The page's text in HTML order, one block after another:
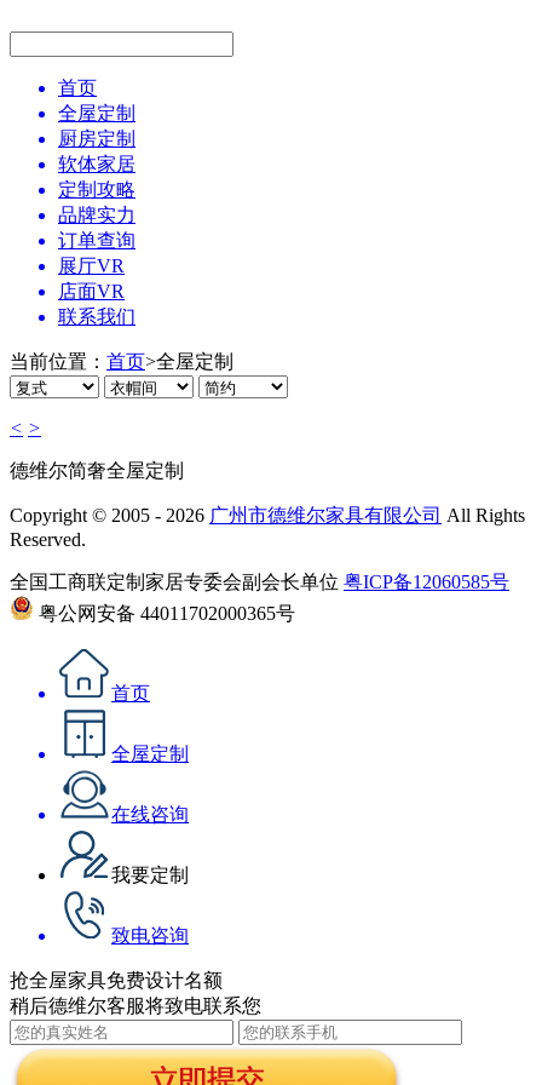
首页
全屋定制
厨房定制
软体家居
定制攻略
品牌实力
订单查询
展厅VR
店面VR
联系我们
当前位置： 首页>全屋定制
< >
德维尔简奢全屋定制
Copyright © 2005 - 2026 广州市德维尔家具有限公司 All Rights
Reserved.
全国工商联定制家居专委会副会长单位 粤ICP备12060585号
粤公网安备 44011702000365号
首页
全屋定制
在线咨询
我要定制
致电咨询
抢全屋家具免费设计名额
稍后德维尔客服将致电联系您